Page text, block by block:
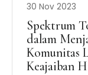
30 Nov 2023
Spektrum
dalam
Komunitas
Keajaiban